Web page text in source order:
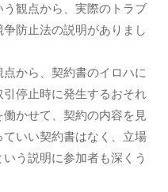
観点から、実際のトラブ
防止法の説明がありまし
から、契約書のイロハに
停止時に発生するおそれ
かせて、契約の内容を見
いい契約書はなく、立場
う説明に参加者も深くう